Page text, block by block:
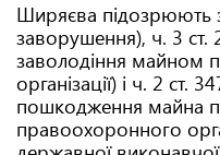
Ширяєва підозрюють
заворушення), ч. 3
заволодіння майном
організації) і ч. 2 ст.
пошкодження майна
правоохоронного